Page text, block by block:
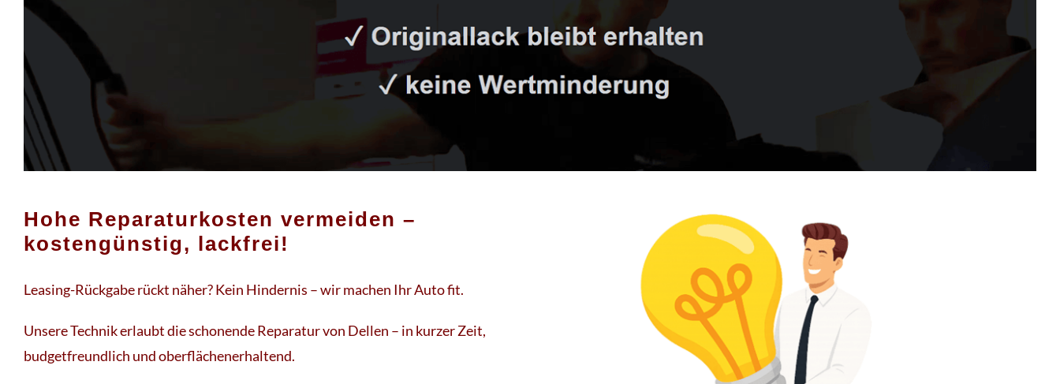
Hohe Reparaturkosten vermeiden –
kostengünstig, lackfrei!
Leasing-Rückgabe rückt näher? Kein Hindernis – wir machen Ihr Auto fit.
Unsere Technik erlaubt die schonende Reparatur von Dellen – in kurzer Zeit,
budgetfreundlich und oberflächenerhaltend.